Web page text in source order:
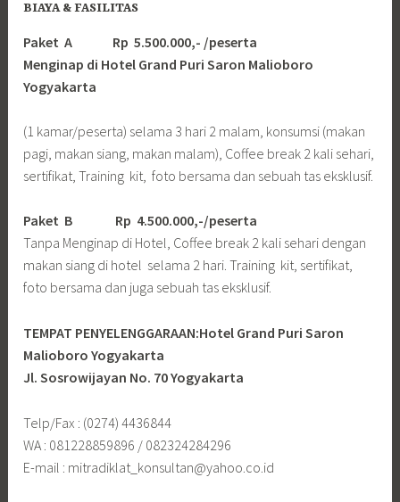
BIAYA & FASILITAS
Paket A Rp 5.500.000,- /peserta
Menginap di Hotel Grand Puri Saron Malioboro
Yogyakarta
(1 kamar/peserta) selama 3 hari 2 malam, konsumsi (makan
pagi, makan siang, makan malam), Coffee break 2 kali sehari,
sertifikat, Training kit, foto bersama dan sebuah tas eksklusif.
Paket B
Rp 4.500.000,-/peserta
Tanpa Menginap di Hotel, Coffee break 2 kali sehari dengan
makan siang di hotel selama 2 hari. Training kit, sertifikat,
foto bersama dan juga sebuah tas eksklusif.
TEMPAT PENYELENGGARAAN:Hotel Grand Puri Saron
Malioboro Yogyakarta
Jl. Sosrowijayan No. 70 Yogyakarta
Telp/Fax : (0274) 4436844
WA : 081228859896 / 082324284296
E-mail : mitradiklat_konsultan@yahoo.co.id